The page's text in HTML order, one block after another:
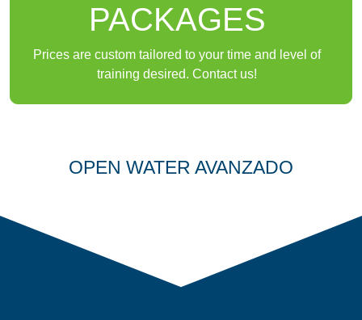
PACKAGES
Prices are custom tailored to your time and level of
training desired. Contact us!
OPEN WATER AVANZADO